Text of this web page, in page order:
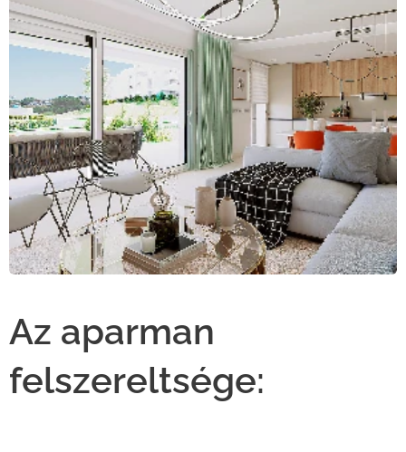
Az aparman
felszereltsége: